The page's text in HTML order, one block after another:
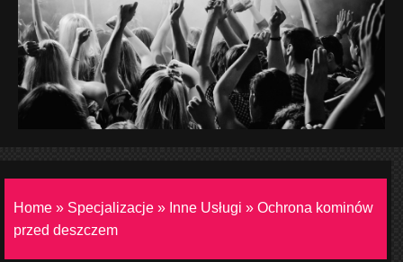
Home » Specjalizacje » Inne Usługi » Ochrona kominów
przed deszczem